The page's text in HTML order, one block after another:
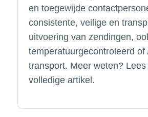
en toegewijde
consistente, veilige en
uitvoering van zendingen,
temperatuurgecontroleerd of
transport. Meer weten? Lees
volledige artikel.